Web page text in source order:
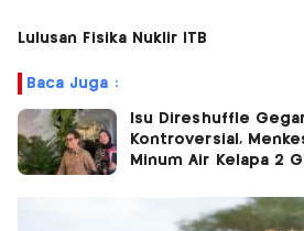
Lulusan Fisika Nuklir ITB
Baca Juga :
Isu Direshuffle
Kontroversial,
Minum Air Kelapa 2